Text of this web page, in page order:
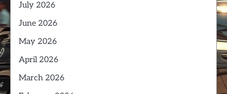
July 2026
June 2026
May 2026
April 2026
March 2026